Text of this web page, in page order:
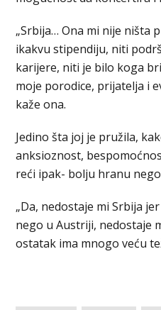
„Srbija… Ona mi nije ništa
ikakvu stipendiju, niti
karijere, niti je bilo koga
moje porodice, prijatelja i
kaže ona.
Jedino šta joj je pružila,
anksioznost,
reći ipak- bolju hranu
„Da, nedostaje mi Srbija
nego u Austriji, nedostaje
ostatak ima mnogo veću